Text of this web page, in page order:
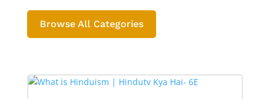
Browse All Categories